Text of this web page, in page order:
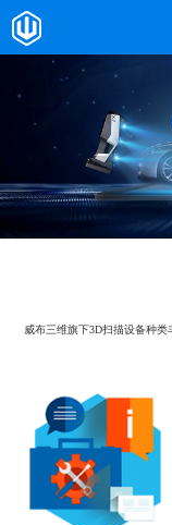
威布三维旗下3D扫描设备种